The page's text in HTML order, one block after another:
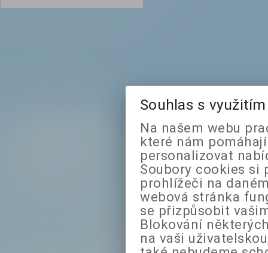
Souhlas s
Na našem webu
které nám
personalizovat
Soubory cookies si
prohlížeči na
webová stránka
se přizpůsobit
Blokování
na vaši